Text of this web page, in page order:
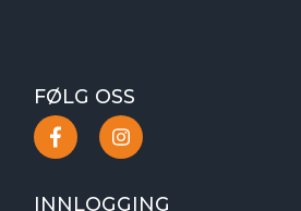
FØLG OSS
INNLOGGING